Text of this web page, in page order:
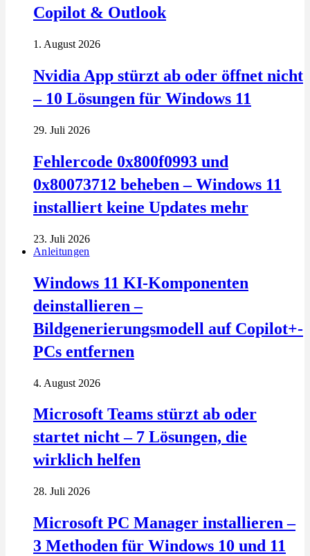
Copilot & Outlook
1. August 2026
Nvidia App stürzt ab oder öffnet nicht
– 10 Lösungen für Windows 11
29. Juli 2026
Fehlercode 0x800f0993 und
0x80073712 beheben – Windows 11
installiert keine Updates mehr
23. Juli 2026
Anleitungen
Windows 11 KI-Komponenten
deinstallieren –
Bildgenerierungsmodell auf Copilot+-
PCs entfernen
4. August 2026
Microsoft Teams stürzt ab oder
startet nicht – 7 Lösungen, die
wirklich helfen
28. Juli 2026
Microsoft PC Manager installieren –
3 Methoden für Windows 10 und 11